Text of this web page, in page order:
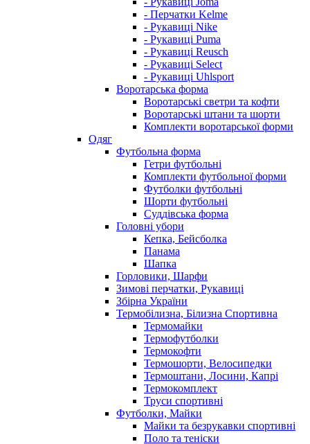
- Перчатки Kelme
- Рукавиці Nike
- Рукавиці Puma
- Рукавиці Reusch
- Рукавиці Select
- Рукавиці Uhlsport
Воротарська форма
Воротарські светри та кофти
Воротарські штани та шорти
Комплекти воротарської форми
Одяг
Футбольна форма
Гетри футбольні
Комплекти футбольної форми
Футболки футбольні
Шорти футбольні
Суддівська форма
Головні убори
Кепка, Бейсболка
Панама
Шапка
Горловики, Шарфи
Зимові перчатки, Рукавиці
Збірна України
Термобілизна, Білизна Спортивна
Термомайки
Термофутболки
Термокофти
Термошорти, Велосипедки
Термоштани, Лосини, Капрі
Термокомплект
Труси спортивні
Футболки, Майки
Майки та безрукавки спортивні
Поло та теніски